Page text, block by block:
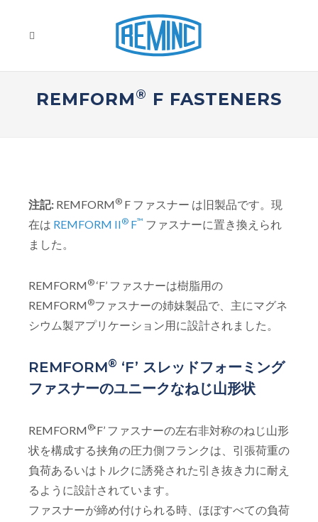
REMFORM® F FASTENERS
注記: REMFORM® F ファスナー は旧製品です。現
在は REMFORM II® F™ ファスナーに置き換えられ
ました。
REMFORM® ‘F’ ファスナーは樹脂用の
REMFORM®ファスナーの姉妹製品で、主にマグネ
シウム製アプリケーション用に設計されました。
REMFORM® ‘F’ スレッドフォーミング
ファスナーのユニークなねじ山形状
REMFORM®‘F’ ファスナーの左右非対称のねじ山形
状を構成する挟角の圧力側フランクは、引張荷重の
負荷あるいはトルクに誘発された引き抜き力に耐え
るように設計されています。
ファスナーが締め付けられる時、ほぼすべての負荷